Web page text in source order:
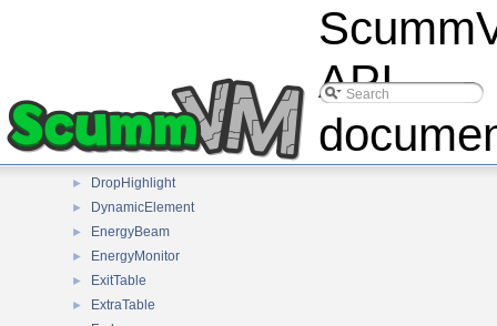
API
► DeathMenu
► DisplayElement
► DropHighlight
► DynamicElement
► EnergyBeam
► EnergyMonitor
► ExitTable
► ExtraTable